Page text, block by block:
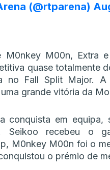
(@rtparena)
M0nkey M00n, Extra
quase totalmente
no Fall Split Major.
grande vitória da
conquista em equipa,
Seikoo recebeu o
M0nkey M00n foi o
o prémio de